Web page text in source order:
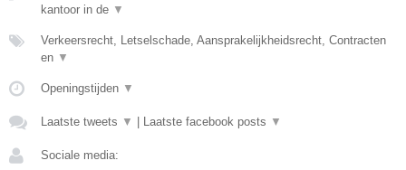
kantoor in de ▼
Verkeersrecht, Letselschade, Aansprakelijkheidsrecht, Contracten
en ▼
Openingstijden ▼
Laatste tweets ▼ Laatste facebook posts ▼
Sociale media: